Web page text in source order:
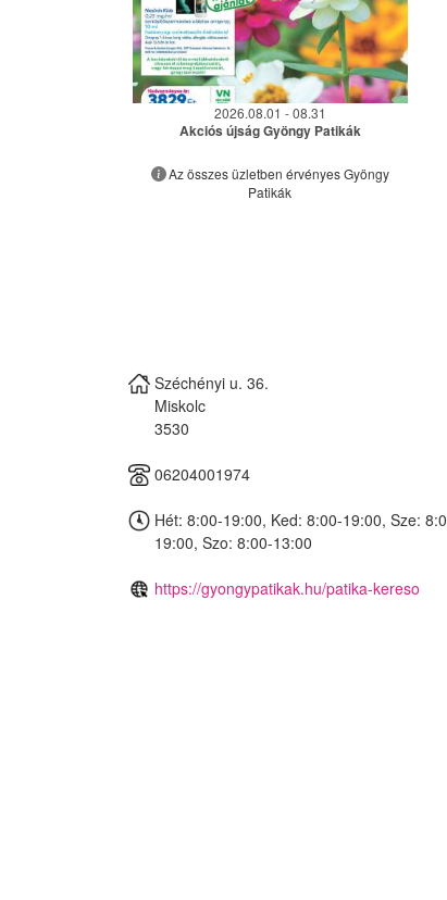
2026.08.01 - 08.31
Akciós újság Gyöngy Patikák
Az összes üzletben érvényes Gyöngy
Patikák
Széchényi u. 36.
Miskolc
3530
06204001974
Hét: 8:00-19:00, Ked: 8:00-19:00, Sze:
19:00, Szo: 8:00-13:00
https://gyongypatikak.hu/patika-kereso